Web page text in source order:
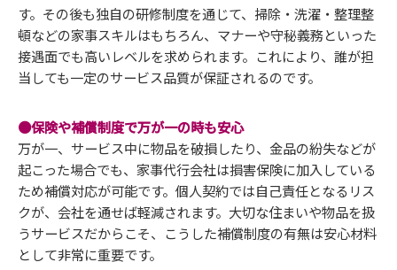
す。その後も独自の研修制度を通じて、掃除・洗濯・整理整
頓などの家事スキルはもちろん、マナーや守秘義務といった
接遇面でも高いレベルを求められます。これにより、誰が担
当しても一定のサービス品質が保証されるのです。
●保険や補償制度で万が一の時も安心
万が一、サービス中に物品を破損したり、金品の紛失などが
起こった場合でも、家事代行会社は損害保険に加入している
ため補償対応が可能です。個人契約では自己責任となるリス
クが、会社を通せば軽減されます。大切な住まいや物品を扱
うサービスだからこそ、こうした補償制度の有無は安心材料
として非常に重要です。